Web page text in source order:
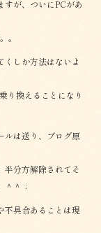
が、ついにPCがあ
。
しか方法はないよ
り換えることになり
ルは送り、ブログ原
半分方解除されてそ
＾；
不具合あることは現